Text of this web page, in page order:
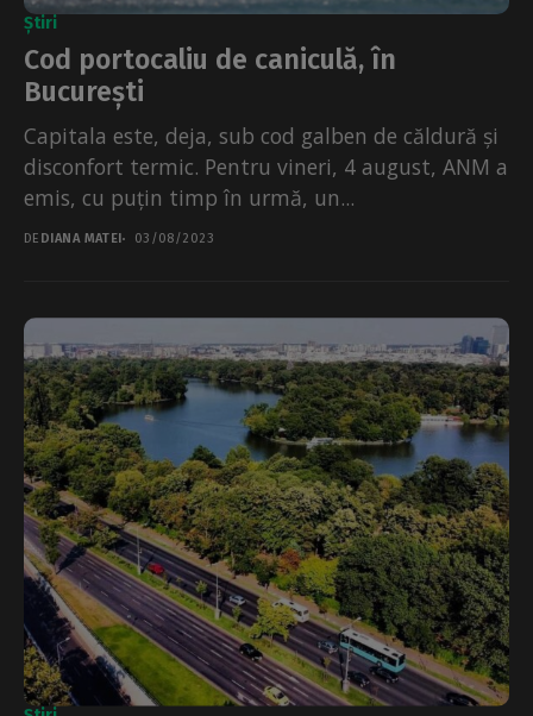
Știri
Cod portocaliu de caniculă, în
București
Capitala este, deja, sub cod galben de căldură și
disconfort termic. Pentru vineri, 4 august, ANM a
emis, cu puțin timp în urmă, un...
DE DIANA MATEI 03/08/2023